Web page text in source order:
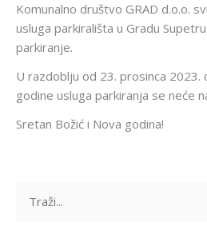
Komunalno društvo GRAD d.o.o.
usluga parkirališta u Gradu
parkiranje.
U razdoblju od 23. prosinca 2023.
godine usluga parkiranja se neće
Sretan Božić i Nova godina!